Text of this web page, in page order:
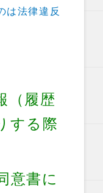
は法律違反
（履歴
する際
意書に